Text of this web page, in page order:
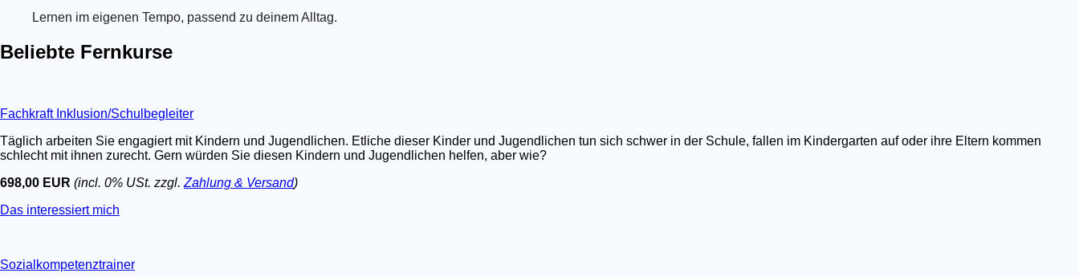
Lernen im eigenen Tempo, passend zu deinem Alltag.
Beliebte Fernkurse
Fachkraft Inklusion/Schulbegleiter
Täglich arbeiten Sie engagiert mit Kindern und Jugendlichen. Etliche dieser Kinder und Jugendlichen tun sich schwer in der Schule, fallen im Kindergarten auf oder ihre Eltern kommen
schlecht mit ihnen zurecht. Gern würden Sie diesen Kindern und Jugendlichen helfen, aber wie?
698,00 EUR (incl. 0% USt. zzgl. Zahlung & Versand)
Das interessiert mich
Sozialkompetenztrainer